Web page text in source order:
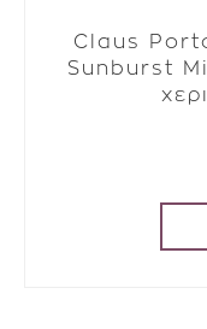
Claus
Sunburst